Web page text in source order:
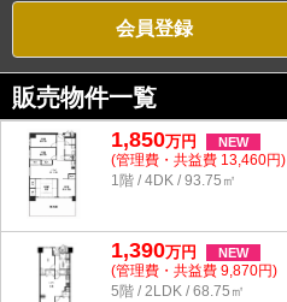
会員登録
販売物件一覧
1,850万円 NEW
(管理費・共益費 13,460円)
1階 / 4DK / 93.75㎡
1,390万円 NEW
(管理費・共益費 9,870円)
5階 / 2LDK / 68.75㎡